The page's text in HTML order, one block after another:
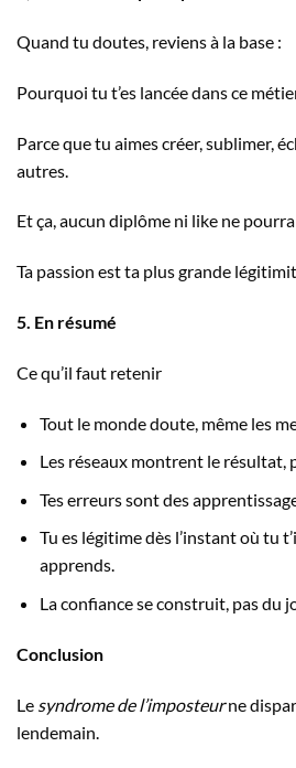
Quand tu doutes, reviens à la base :
Pourquoi tu t’es lancée dans ce
Parce que tu aimes créer, sublimer,
autres.
Et ça, aucun diplôme ni like ne pourra
Ta passion est ta plus grande
5. En résumé
Ce qu’il faut retenir
Tout le monde doute, même les
Les réseaux montrent le résultat,
Tes erreurs sont des
Tu es légitime dès l’instant où tu
apprends.
La confiance se construit, pas du
Conclusion
Le syndrome de l’imposteurne
lendemain.